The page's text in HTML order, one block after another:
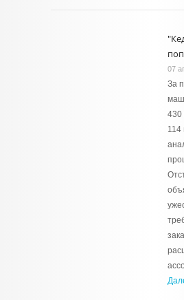
07
За
430
114